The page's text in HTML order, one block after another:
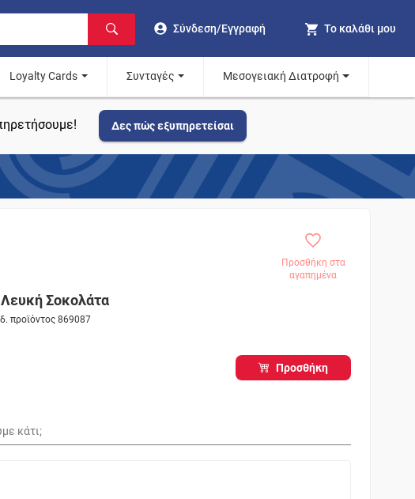
Σύνδεση/Εγγραφή Το καλάθι μου
Loyalty Cards Συνταγές Μεσογειακή Διατροφή
Δες πώς εξυπηρετείσαι
Προσθήκη στα
αγαπημένα
Σοκολάτα
προϊόντος 869087
Προσθήκη